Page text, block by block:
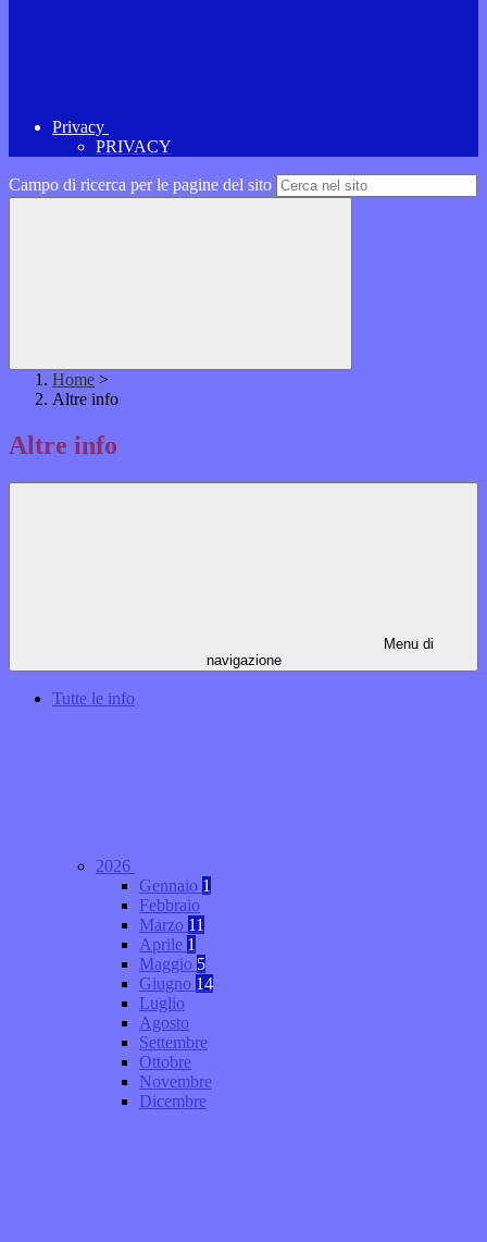
Privacy
PRIVACY
Campo di ricerca per le pagine del sito
Home >
Altre info
Altre info
Menu di
navigazione
Tutte le info
2026
Gennaio 1
Febbraio
Marzo 11
Aprile 1
Maggio 5
Giugno 14
Luglio
Agosto
Settembre
Ottobre
Novembre
Dicembre